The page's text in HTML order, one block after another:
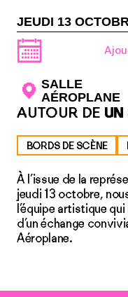
JEUDI 13
SALLE
AÉROPLANE
AUTOUR DE
BORDS DE SCÈNE
À l’issue de la
jeudi 13 octobre,
l’équipe artistique
d’un échange
Aéroplane.